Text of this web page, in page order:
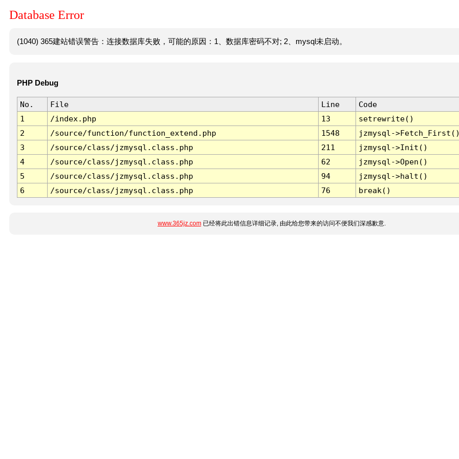
Database Error
(1040) 365建站错误警告：连接数据库失败，可能的原因：1、数据库密码不对; 2、mysql未启动。
PHP Debug
No. File Line
Code
1
/index.php 13
setrewrite()
2
/source/function/function_extend.php 1548
jzmysql-
3
/source/class/jzmysql.class.php 211
jzmysql->Init()
4
/source/class/jzmysql.class.php 62
jzmysql->Open()
5
/source/class/jzmysql.class.php 94
jzmysql->halt()
6
/source/class/jzmysql.class.php 76 break()
www.365jz.com已经将此出错信息详细记录, 由此给您带来的访问不便我们深感歉意.